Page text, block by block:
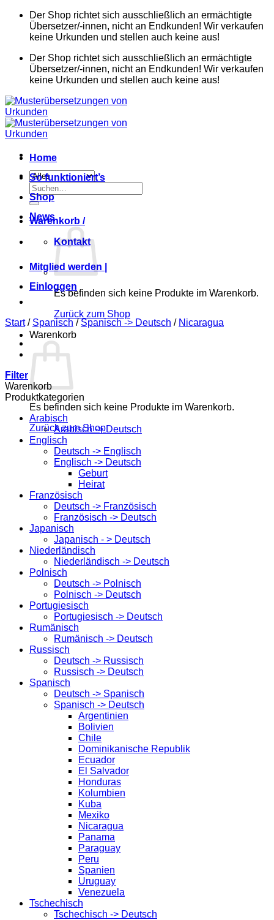
Zum
springen
Der Shop richtet sich ausschließlich an ermächtigte
Übersetzer/-innen, nicht an Endkunden! Wir verkaufen
keine Urkunden und stellen auch keine aus!
Der Shop richtet sich ausschließlich an ermächtigte
Übersetzer/-innen, nicht an Endkunden! Wir verkaufen
keine Urkunden und stellen auch keine aus!
Suchen
nach:
Warenkorb /
Es befinden sich keine Produkte im Warenkorb.
Zurück zum Shop
Warenkorb
Es befinden sich keine Produkte im Warenkorb.
Zurück zum Shop
Home
So funktioniert’s
Shop
News
Kontakt
Mitglied werden |
Einloggen
Start / Spanisch / Spanisch -> Deutsch / Nicaragua
Filter
Warenkorb
Produktkategorien
Arabisch
Arabisch -> Deutsch
Englisch
Deutsch -> Englisch
Englisch -> Deutsch
Geburt
Heirat
Französisch
Deutsch -> Französisch
Französisch -> Deutsch
Japanisch
Japanisch - > Deutsch
Niederländisch
Niederländisch -> Deutsch
Polnisch
Deutsch -> Polnisch
Polnisch -> Deutsch
Portugiesisch
Portugiesisch -> Deutsch
Rumänisch
Rumänisch -> Deutsch
Russisch
Deutsch -> Russisch
Russisch -> Deutsch
Spanisch
Deutsch -> Spanisch
Spanisch -> Deutsch
Argentinien
Bolivien
Chile
Dominikanische Republik
Ecuador
El Salvador
Honduras
Kolumbien
Kuba
Mexiko
Nicaragua
Panama
Paraguay
Peru
Spanien
Uruguay
Venezuela
Tschechisch
Tschechisch -> Deutsch